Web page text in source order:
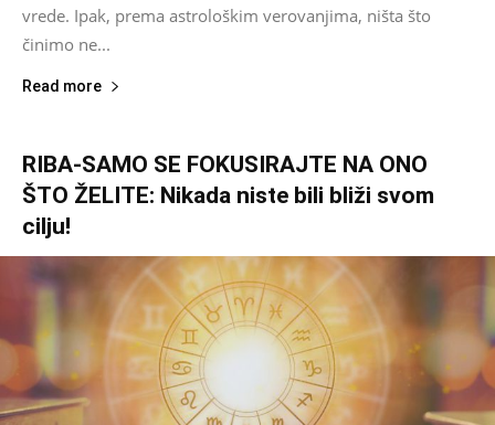
vrede. Ipak, prema astrološkim verovanjima, ništa što
činimo ne...
Read more
RIBA-SAMO SE FOKUSIRAJTE NA ONO
ŠTO ŽELITE: Nikada niste bili bliži svom
cilju!